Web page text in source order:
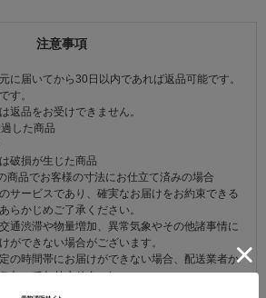
注意事項
に届いてから30日以内であれば返品可能です。
す。
返品をお受けできません。
した商品
破損が生じた商品
商品でお客様の寸法にお仕立て済みの場合
サービスであり、確実なお届けをお約束できる
らかじめご了承ください。
通渋滞や物量増加、異常気象やその他諸事情に
ができない場合がございます。
の時間帯にお届けができない場合、配送業者か
なっておりません。）